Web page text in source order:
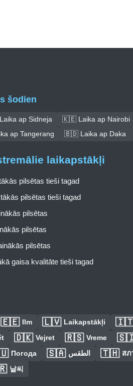
šodien
ap Sidneja 🇰🇪 Laika ap Nairobi
ap Tangerang 🇧🇩 Laika ap Daka
laikapstākļi
pilsētas tieši tagad
pilsētas tieši tagad
pilsētas
pilsētas
pilsētas
gaisa kvalitāte tieši tagad
🇪🇪 Ilm 🇱🇻 Laikapstākļi
🇩🇰 Vejret 🇷🇸 Vreme
Погода 🇸🇦 الطقس 🇹🇭 สภ
날씨